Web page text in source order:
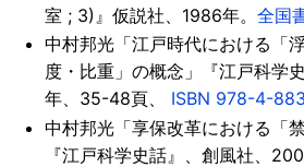
室 ; 3)』仮説社、1986年。 全国
中村邦光「江戸時代における「
度・比重」の概念」『江戸科学
年、35-48頁、 ISBN 978-4-
中村邦光「享保改革における「
『江戸科学史話』、創風社、